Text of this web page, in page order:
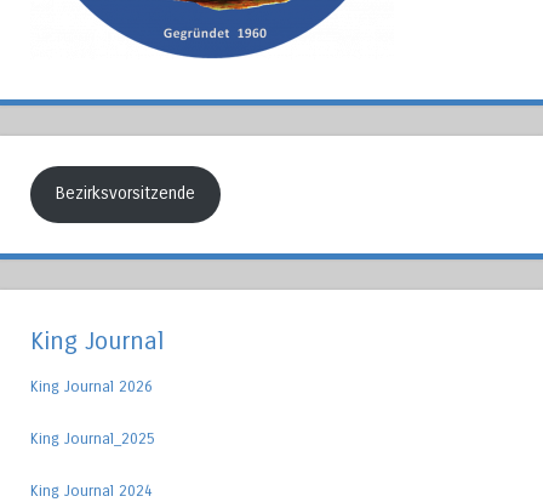
Bezirksvorsitzende
King Journal
King Journal 2026
King Journal_2025
King Journal 2024